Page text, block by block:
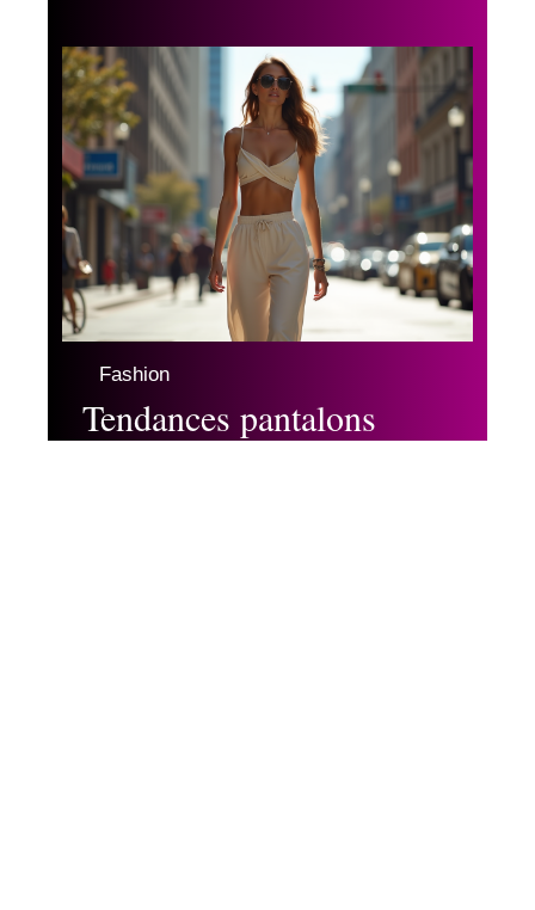
Fashion
Tendances pantalons
Vogue 2025 : les styles